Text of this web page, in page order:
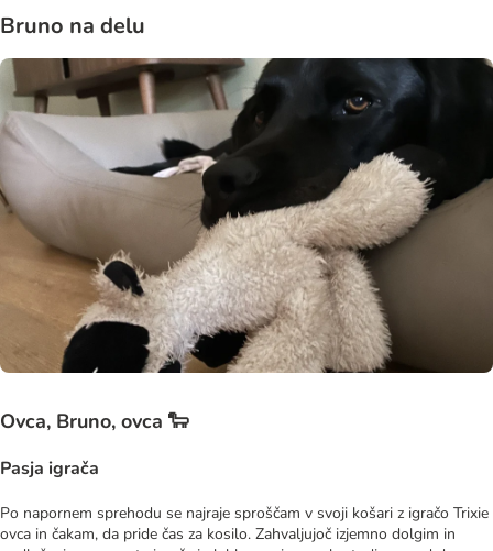
Bruno na delu
Ovca, Bruno, ovca 🐑
Pasja igrača
Po napornem sprehodu se najraje sproščam v svoji košari z igračo Trixie
ovca in čakam, da pride čas za kosilo. Zahvaljujoč izjemno dolgim ​​in